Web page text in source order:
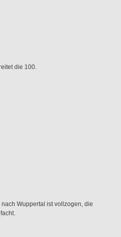
die 100.
Wuppertal ist vollzogen, die